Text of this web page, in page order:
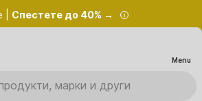
| Спестете до 40% →
Menu